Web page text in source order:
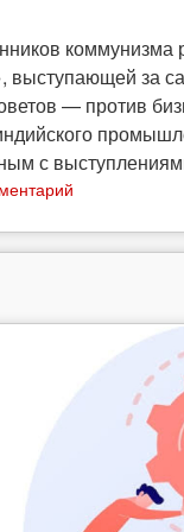
коммунизма
за
— против
с